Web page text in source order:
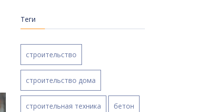
Теги
строительство
строительство дома
строительная техника бетон